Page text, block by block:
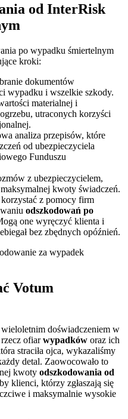
od InterRisk
po wypadku śmiertelnym
kroki:
dokumentów
wypadku i wszelkie szkody.
materialnej i
utraconych korzyści
analiza przepisów, które
od ubezpieczyciela
Funduszu
z ubezpieczycielem,
kwoty świadczeń.
z pomocy firm
odszkodowań po
one wyręczyć klienta i
bez zbędnych opóźnień.
Votum
doświadczeniem w
ofiarwypadków oraz ich
straciła ojca, wykazaliśmy
detal. Zaowocowało to
kwoty odszkodowania od
klienci, którzy zgłaszają się
i maksymalnie wysokie